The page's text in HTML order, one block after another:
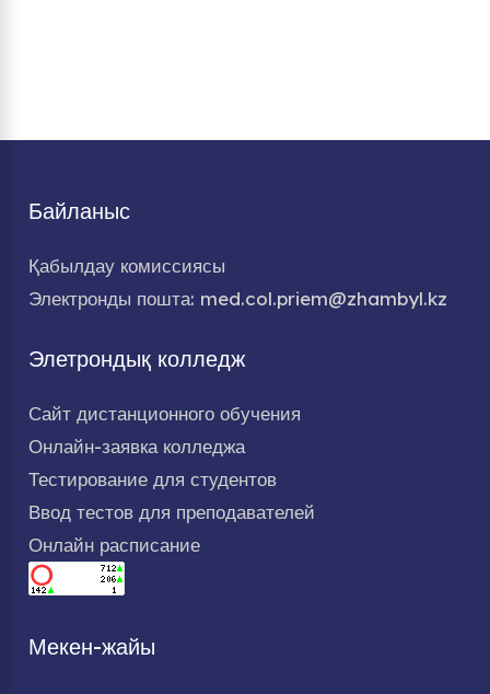
Байланыс
Қабылдау комиссиясы
Электронды пошта: med.col.priem@zhambyl.kz
Элетрондық колледж
Сайт дистанционного обучения
Онлайн-заявка колледжа
Тестирование для студентов
Ввод тестов для преподавателей
Онлайн расписание
Мекен-жайы